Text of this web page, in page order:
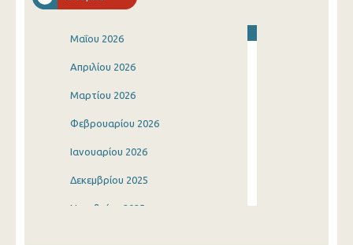
Μαΐου 2026
Απριλίου 2026
Μαρτίου 2026
Φεβρουαρίου 2026
Ιανουαρίου 2026
Δεκεμβρίου 2025
Νοεμβρίου 2025